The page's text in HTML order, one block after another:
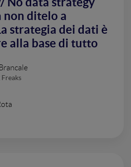
non ditelo a
strategia dei dati è
alla base di tutto